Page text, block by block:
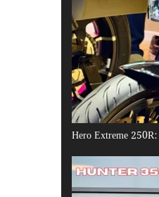
Hero Extreme 250R: